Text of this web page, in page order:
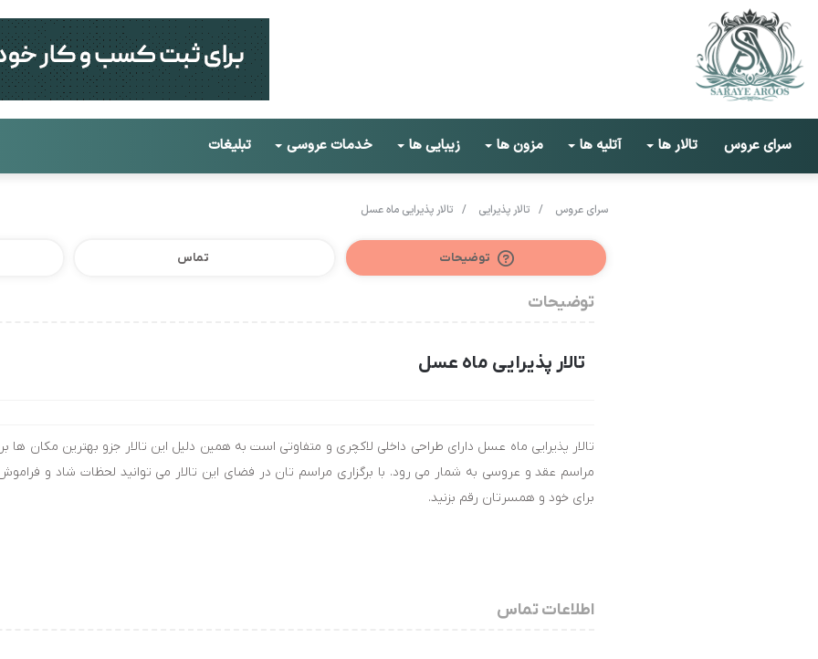
سرای عروس تالار ها آتلیه ها مزون ها زیبایی ها خدمات عروسی تبلیغات
سرای عروس / تالار پذیرایی / تالار پذیرایی ماه عسل
توضیحات تماس
توضیحات
تالار پذیرایی ماه عسل
تالار پذیرایی ماه عسل دارای طراحی داخلی لاکچری و متفاوتی است به همین دلیل این تالار جزو بهترین مکان ها
مراسم عقد و عروسی به شمار می رود. با برگزاری مراسم تان در فضای این تالار می توانید لحظات شاد و
برای خود و همسرتان رقم بزنید.
اطلاعات تماس